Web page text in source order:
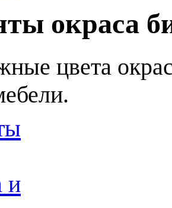
окраса
цвета